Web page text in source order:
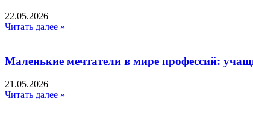
22.05.2026
Читать далее »
Маленькие мечтатели в мире профессий:
21.05.2026
Читать далее »